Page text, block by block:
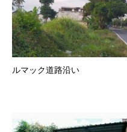
ルマック道路沿い